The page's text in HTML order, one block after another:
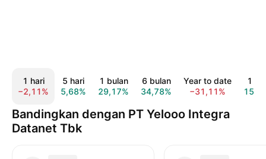
1 hari
−2,11%
5 hari
5,68%
1 bulan
29,17%
6 bulan
34,78%
Year to date
−31,11%
1
Bandingkan dengan PT Yelooo Integra
Datanet Tbk